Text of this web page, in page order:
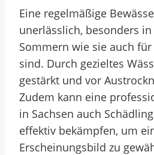
Eine regelmäßige
unerlässlich, besonders
Sommern wie sie auch
sind. Durch gezieltes
gestärkt und vor
Zudem kann eine
in Sachsen auch
effektiv bekämpfen, um
Erscheinungsbild zu